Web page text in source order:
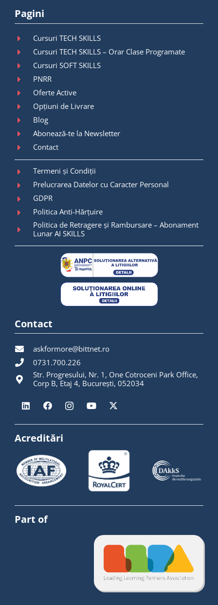
Pagini
Cursuri TECH SKILLS
Cursuri TECH SKILLS – Orar Clase Programate
Cursuri SOFT SKILLS
PNRR
Oferte Active
Opțiuni de Livrare
Blog
Abonează-te la Newsletter
Contact
Termeni și Condiții
Prelucrarea Datelor cu Caracter Personal
GDPR
Politica Anti-Hărțuire
Politica de Retragere și Rambursare – Abonament
Lunar AI SKILLS
Contact
askformore@bittnet.ro
0731.700.226
Str. Progresului, Nr. 1, One Cotroceni Park Office,
Corp B, Etaj 4, București, 052034
Acreditări
Part of